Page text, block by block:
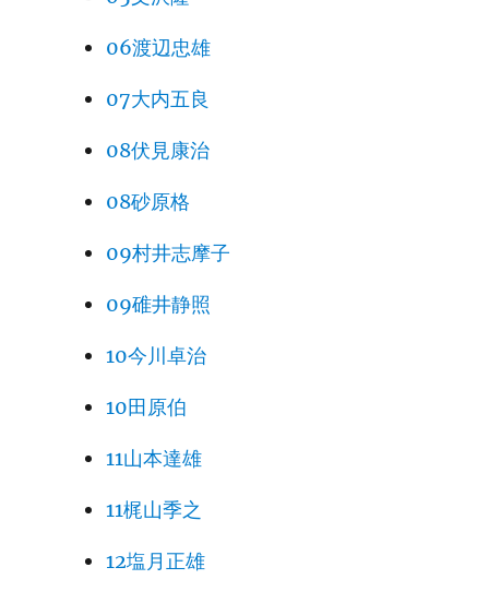
06渡辺忠雄
07大内五良
08伏見康治
08砂原格
09村井志摩子
09碓井静照
10今川卓治
10田原伯
11山本達雄
11梶山季之
12塩月正雄